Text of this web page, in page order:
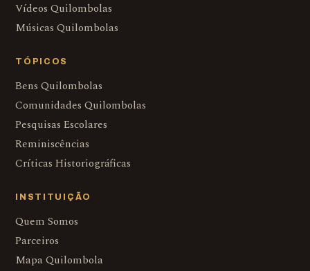
Vídeos Quilombolas
Músicas Quilombolas
TÓPICOS
Bens Quilombolas
Comunidades Quilombolas
Pesquisas Escolares
Reminiscências
Críticas Historiográficas
INSTITUIÇÃO
Quem Somos
Parceiros
Mapa Quilombola